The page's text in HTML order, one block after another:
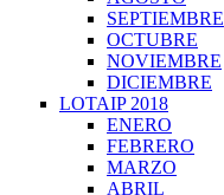
SEPTIEMBRE
OCTUBRE
NOVIEMBRE
DICIEMBRE
LOTAIP 2018
ENERO
FEBRERO
MARZO
ABRIL